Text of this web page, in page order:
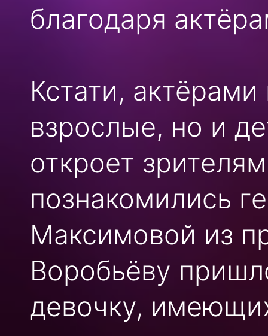
благодаря
Кстати,
взрослые, но и
откроет
познакомились
Максимовой из
Воробьёву
девочку,